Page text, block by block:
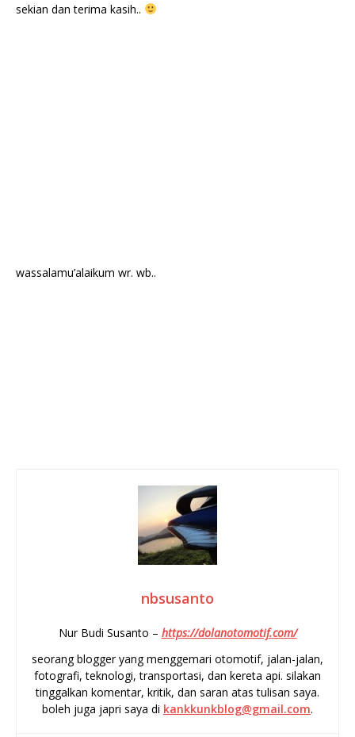
sekian dan terima kasih..
wassalamu’alaikum wr. wb..
nbsusanto
Nur Budi Susanto – https://dolanotomotif.com/
seorang blogger yang menggemari otomotif, jalan-jalan,
fotografi, teknologi, transportasi, dan kereta api. silakan
tinggalkan komentar, kritik, dan saran atas tulisan saya.
boleh juga japri saya di kankkunkblog@gmail.com.